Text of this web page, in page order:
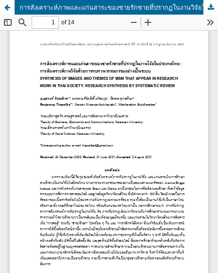
การสังเคราะห์ภาพและแก่นสาระของชายรักชายที่ปรากฏในงานวิจัยในประเทศไทย : การสังเคราะห์งานวิจัยด้วยการทบทวนวรรณกรรมอย่างเป็นระบบ (SYNTHESIS OF IMAGES AND THEMES OF MSM THAT APPEAR IN RESEARCH WORK IN THAI SOCIETY: RESEARCH SYNTHESIS BY SYSTEMATIC REVIEW)